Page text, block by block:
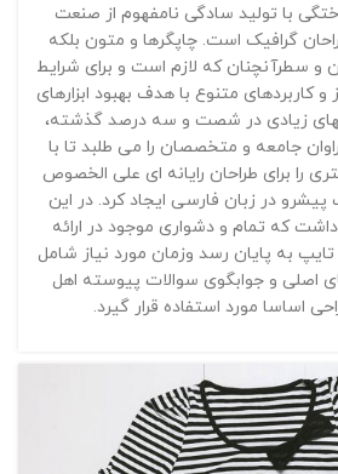
با تولید سادگی نامفهوم از صنعت
گرافیک است. چاپگرها و متون بلکه
و سطرآنچنان که لازم است و برای شرایط
و کاربردهای متنوع با هدف بهبود ابزارهای
زیادی در شصت و سه درصد گذشته،
جامعه و متخصصان را می طلبد تا با
را برای طراحان رایانه ای علی الخصوص
در زبان فارسی ایجاد کرد. در این
که تمام و دشواری موجود در ارائه
به پایان رسد وزمان مورد نیاز شامل
اصلی و جوابگوی سوالات پیوسته اهل
اساسا مورد استفاده قرار گیرد.